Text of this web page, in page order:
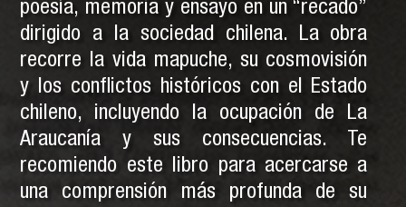
poesía, memoria y ensayo en un “recado”
dirigido a la sociedad chilena. La obra
recorre la vida mapuche, su cosmovisión
y los conflictos históricos con el Estado
chileno, incluyendo la ocupación de La
Araucanía y sus consecuencias. Te
recomiendo este libro para acercarse a
una comprensión más profunda de su